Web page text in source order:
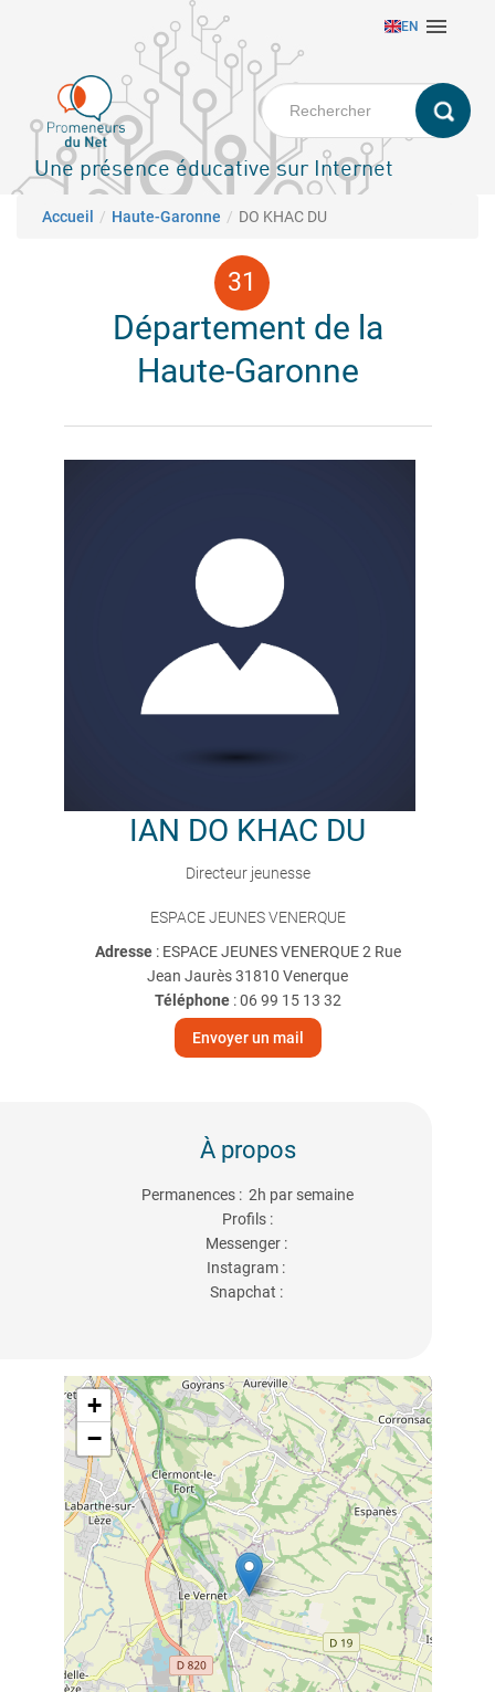
principal
EN 
Une présence éducative sur Internet
Fil d'Ariane
Accueil Haute-Garonne DO KHAC DU
Département de la
Haute-Garonne
IAN DO KHAC DU
Directeur jeunesse
ESPACE JEUNES VENERQUE
Adresse : ESPACE JEUNES VENERQUE 2 Rue
Jean Jaurès 31810 Venerque
Téléphone:06 99 15 13 32
Envoyer un mail
À propos
Permanences : 2h par semaine
Profils :
Messenger :
Instagram :
Snapchat :
+
−